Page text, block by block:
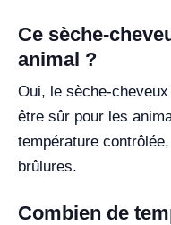
Ce sèche-
animal ?
Oui, le sèche-
être sûr pour les
température
brûlures.
Combien de